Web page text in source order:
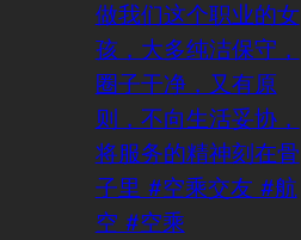
做我们这个职业的女
孩，大多纯洁保守，
圈子干净，又有原
则，不向生活妥协，
将服务的精神刻在骨
子里 #空乘交友 #航
空 #空乘